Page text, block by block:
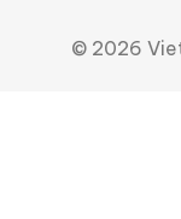
© 2026